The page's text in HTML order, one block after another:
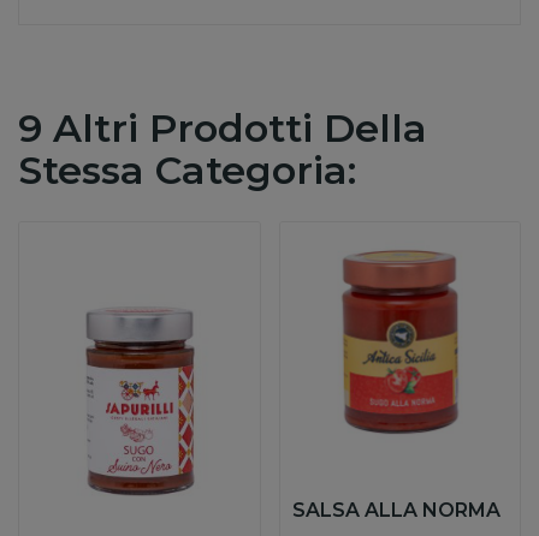
9 Altri Prodotti Della
Stessa Categoria:
SALSA ALLA NORMA